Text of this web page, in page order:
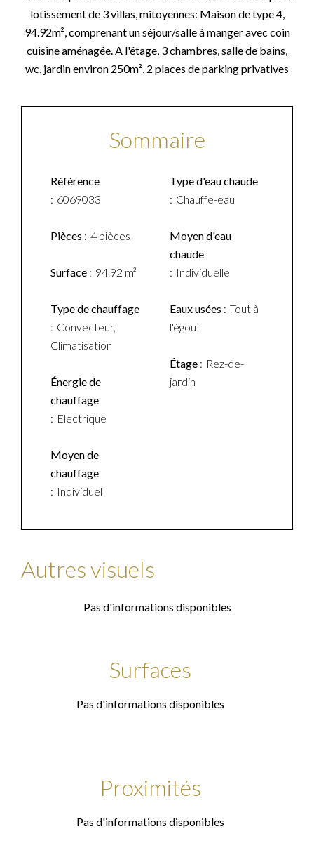
lotissement de 3 villas, mitoyennes: Maison de type 4,
94.92m², comprenant un séjour/salle à manger avec coin
cuisine aménagée. A l'étage, 3 chambres, salle de bains,
wc, jardin environ 250m², 2 places de parking privatives
Sommaire
Référence
6069033
Pièces 4 pièces
Surface 94.92 m²
Type de chauffage
Convecteur,
Climatisation
Énergie de
chauffage
Electrique
Moyen de
chauffage
Individuel
Type d'eau chaude
Chauffe-eau
Moyen d'eau
chaude
Individuelle
Eaux usées
Tout à
l'égout
Étage
Rez-de-
jardin
Autres visuels
Pas d'informations disponibles
Surfaces
Pas d'informations disponibles
Proximités
Pas d'informations disponibles